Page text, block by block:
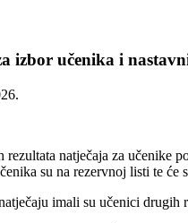
izbor učenika i
natječaja za učenike
su na rezervnoj listi te
imali su učenici